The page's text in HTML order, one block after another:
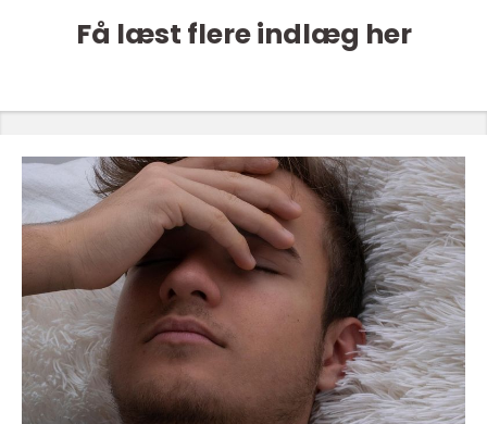
Få læst flere indlæg her